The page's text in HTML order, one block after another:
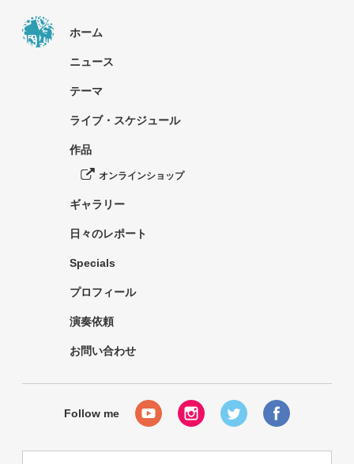
ホーム
ニュース
テーマ
ライブ・スケジュール
作品
オンラインショップ
ギャラリー
日々のレポート
Specials
プロフィール
演奏依頼
お問い合わせ